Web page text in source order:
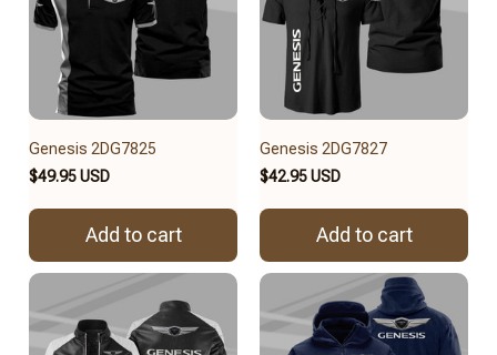
Genesis 2DG7825
$49.95 USD
Add to cart
Genesis 2DG7827
$42.95 USD
Add to cart